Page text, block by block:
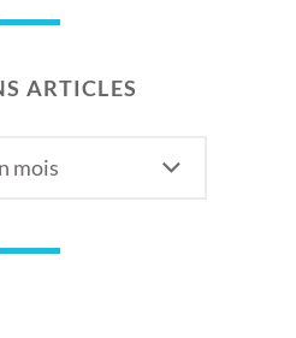
ARTICLES